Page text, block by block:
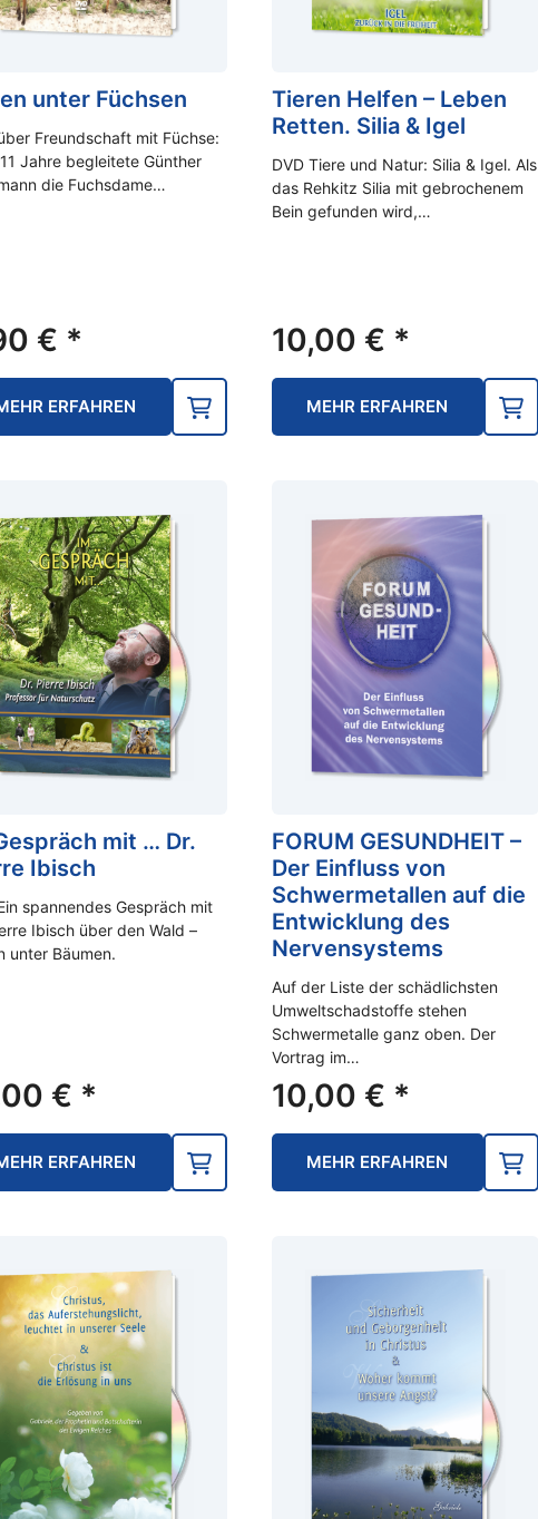
unter Füchsen
Freundschaft mit Füchse:
Jahre begleitete Günther
die Fuchsdame…
€ *
ERFAHREN
Tieren Helfen – Leben
Retten. Silia & Igel
DVD Tiere und Natur: Silia & Igel. Als
das Rehkitz Silia mit gebrochenem
Bein gefunden wird,…
10,00 € *
MEHR ERFAHREN
mit … Dr.
Ibisch
spannendes Gespräch mit
Ibisch über den Wald –
unter Bäumen.
€ *
ERFAHREN
FORUM GESUNDHEIT –
Der Einfluss von
Schwermetallen auf die
Entwicklung des
Nervensystems
Auf der Liste der schädlichsten
Umweltschadstoffe stehen
Schwermetalle ganz oben. Der
Vortrag im…
10,00 € *
MEHR ERFAHREN